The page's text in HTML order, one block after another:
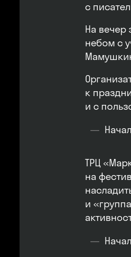
с
На вечер
небом с
к
и с
ТРЦ
на
и